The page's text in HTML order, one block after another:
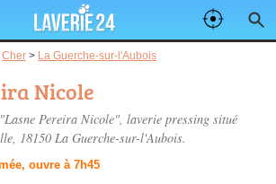
Cher > La Guerche-sur-l'Aubois
Nicole
Pereira Nicole", laverie pressing situé
, 18150 La Guerche-sur-l'Aubois.
ouvre à 7h45